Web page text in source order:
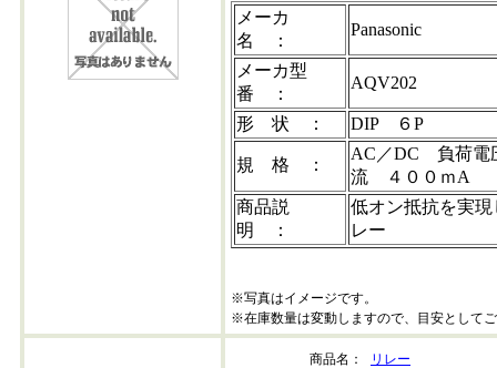
メーカ
名 ：
Panasonic
メーカ型
番 ：
AQV202
形 状 ： DIP ６P
規 格 ：
AC／DC 負荷
流 ４００ｍA
商品説
明 ：
低オン抵抗を実
レー
※写真はイメージです。
※在庫数量は変動しますので、目安として
商品名：
リレー